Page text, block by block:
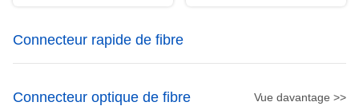
Connecteur rapide de fibre
Connecteur optique de fibre Vue davantage >>